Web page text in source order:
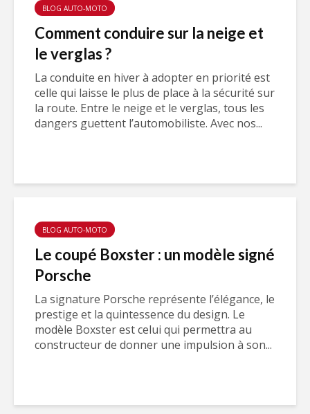
BLOG AUTO-MOTO
Comment conduire sur la neige et
le verglas ?
La conduite en hiver à adopter en priorité est
celle qui laisse le plus de place à la sécurité sur
la route. Entre le neige et le verglas, tous les
dangers guettent l’automobiliste. Avec nos...
BLOG AUTO-MOTO
Le coupé Boxster : un modèle signé
Porsche
La signature Porsche représente l’élégance, le
prestige et la quintessence du design. Le
modèle Boxster est celui qui permettra au
constructeur de donner une impulsion à son...